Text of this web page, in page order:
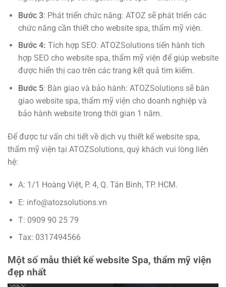
Bước 3: Phát triển chức năng: ATOZ sẽ phát triển các
chức năng cần thiết cho website spa, thẩm mỹ viện.
Bước 4: Tích hợp SEO: ATOZSolutions tiến hành tích
hợp SEO cho website spa, thẩm mỹ viện để giúp website
được hiển thị cao trên các trang kết quả tìm kiếm.
Bước 5: Bàn giao và bảo hành: ATOZSolutions sẽ bàn
giao website spa, thẩm mỹ viện cho doanh nghiệp và
bảo hành website trong thời gian 1 năm.
Để được tư vấn chi tiết về dịch vụ thiết kế website spa,
thẩm mỹ viện tại ATOZSolutions, quý khách vui lòng liên
hệ:
A: 1/1 Hoàng Việt, P. 4, Q. Tân Bình, TP. HCM.
E: info@atozsolutions.vn
T: 0909 90 25 79
Tax: 0317494566
Một số mẫu thiết kế website Spa, thẩm mỹ viện
đẹp nhất